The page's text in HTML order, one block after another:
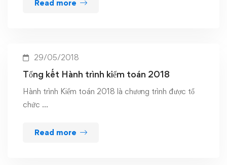
Read more
29/05/2018
Tổng kết Hành trình kiểm toán 2018
Hành trình Kiểm toán 2018 là chương trình được tổ
chức …
Read more